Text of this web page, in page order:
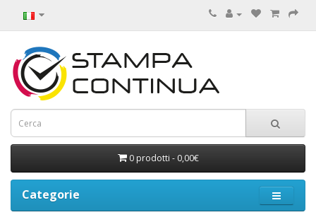
0 prodotti - 0,00€
Categorie